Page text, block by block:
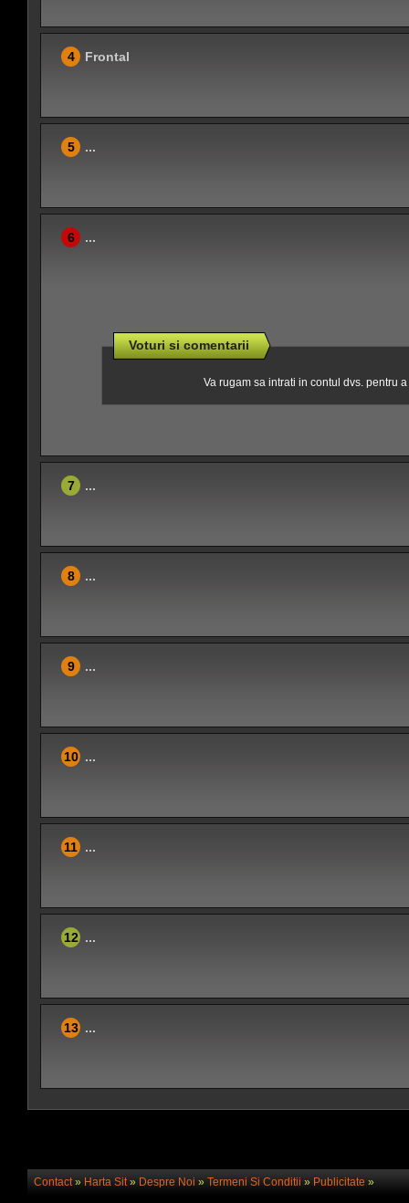
4 Frontal
5 ...
6 ...
Voturi si comentarii
Va rugam sa intrati in contul dvs. pentru
7 ...
8 ...
9 ...
10 ...
11 ...
12 ...
13 ...
Contact» Harta Sit» Despre Noi » Termeni Si Conditii » Publicitate»